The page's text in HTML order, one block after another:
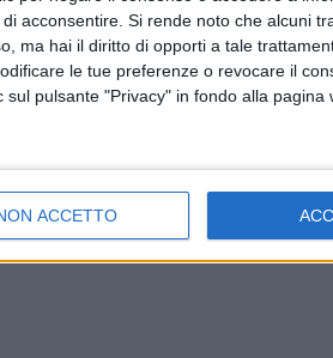
acconsentire. Si rende noto che alcuni
ma hai il diritto di opporti a tale
le tue preferenze o revocare il
pulsante "Privacy" in fondo alla pagina
ACCETTO